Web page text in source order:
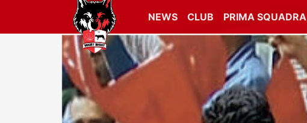
NEWS CLUB PRIMA SQUADRA